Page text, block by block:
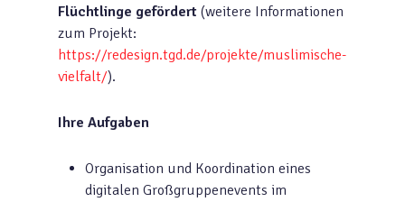
Flüchtlinge gefördert (weitere Informationen
zum Projekt:
https://redesign.tgd.de/projekte/muslimische-
vielfalt/).
Ihre Aufgaben
Organisation und Koordination eines
digitalen Großgruppenevents im